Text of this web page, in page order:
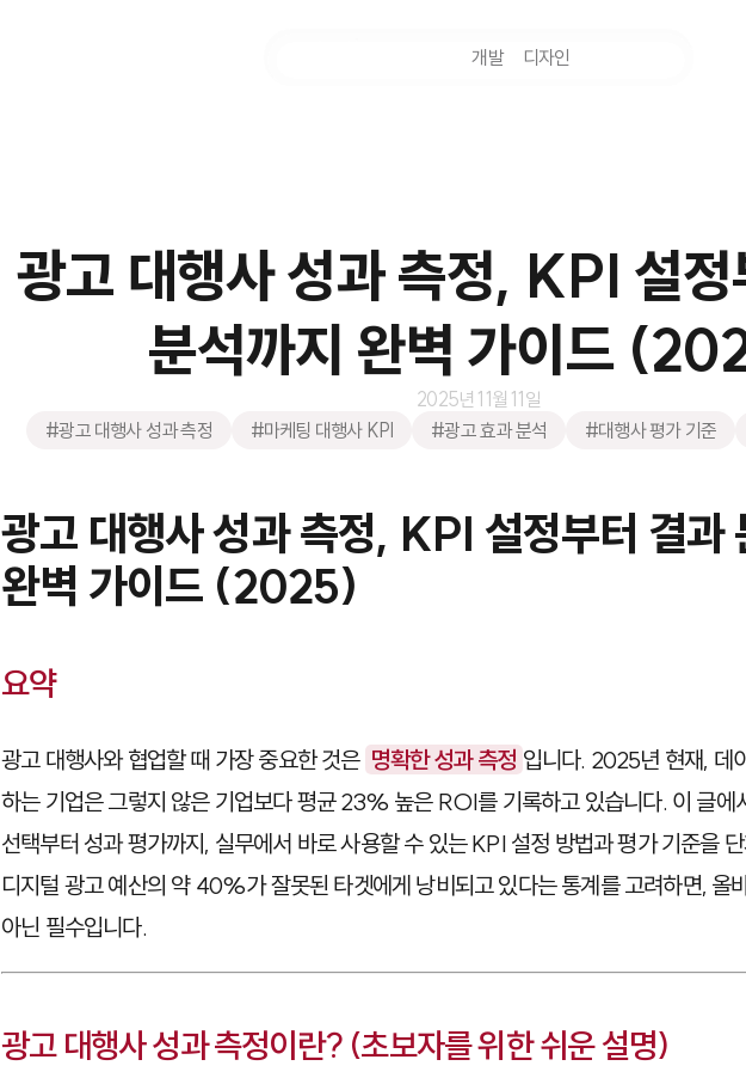
개발 디자인
광고 대행사 성과 측정, KPI 설정
분석까지 완벽 가이드
2025년 11월 11일
#광고 대행사 성과 측정
#마케팅 대행사 KPI #광고 효과 분석 #대행사 평가 기준
광고 대행사 성과 측정, KPI 설정부터 결과
완벽 가이드 (2025)
요약
광고 대행사와 협업할 때 가장 중요한 것은 명확한 성과 측정 입니다. 2025년 현재, 데
하는 기업은 그렇지 않은 기업보다 평균 23% 높은 ROI를 기록하고 있습니다. 이 글에
선택부터 성과 평가까지, 실무에서 바로 사용할 수 있는 KPI 설정 방법과 평가 기준을
디지털 광고 예산의 약 40%가 잘못된 타겟에게 낭비되고 있다는 통계를 고려하면, 올
아닌 필수입니다.
광고 대행사 성과 측정이란? (초보자를 위한 쉬운 설명)